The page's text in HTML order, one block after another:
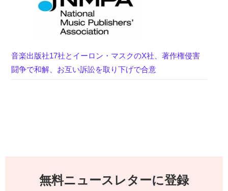
音楽出版社17社とイーロン・マスクのX社、著作権侵害
闘争で和解、お互い訴訟を取り下げで合意
無料ニュースレターに登録